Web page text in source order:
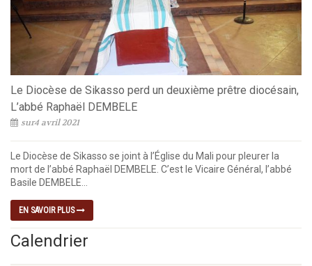
Le Diocèse de Sikasso perd un deuxième prêtre diocésain,
L’abbé Raphaël DEMBELE
sur4 avril 2021
Le Diocèse de Sikasso se joint à l’Église du Mali pour pleurer la
mort de l’abbé Raphaël DEMBELE. C’est le Vicaire Général, l’abbé
Basile DEMBELE...
EN SAVOIR PLUS
Calendrier